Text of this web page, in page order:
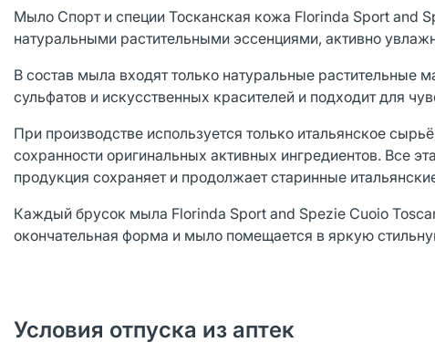
Мыло Спорт и специи Тосканская кожа Florinda Sport and
натуральными растительными эссенциями, активно
В состав мыла входят только натуральные растительные
сульфатов и искусственных красителей и подходит для
При производстве используется только итальянское
сохранности оригинальных активных ингредиентов. Все
продукция сохраняет и продолжает старинные
Каждый брусок мыла Florinda Sport and Spezie Cuoio
окончательная форма и мыло помещается в яркую
Условия отпуска из аптек